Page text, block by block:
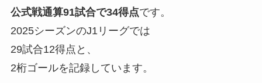
公式戦通算91試合で34得点です。
2025シーズンのJ1リーグでは
29試合12得点と、
2桁ゴールを記録しています。